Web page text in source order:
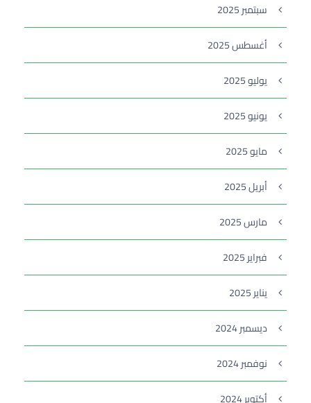
سبتمبر 2025
أغسطس 2025
يوليو 2025
يونيو 2025
مايو 2025
أبريل 2025
مارس 2025
فبراير 2025
يناير 2025
ديسمبر 2024
نوفمبر 2024
أكتوبر 2024